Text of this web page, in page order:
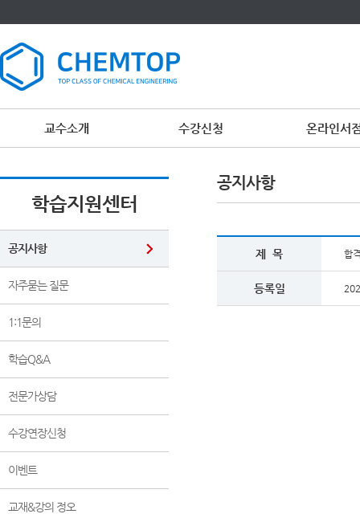
교수소개 수강신청 온라인서
학습지원센터
공지사항
자주묻는 질문
1:1문의
학습Q&A
전문가상담
수강연장신청
이벤트
교재&강의 정오
공지사항
제 목 합
등록일